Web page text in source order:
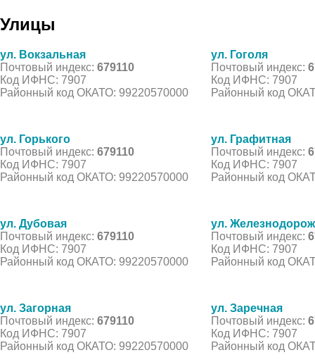
Улицы
ул. Вокзальная
Почтовый индекс: 679110
Код ИФНС: 7907
Районный код ОКАТО: 99220570000
ул. Гоголя
Почтовый индекс:
Код ИФНС: 7907
Районный код
ул. Горького
Почтовый индекс: 679110
Код ИФНС: 7907
Районный код ОКАТО: 99220570000
ул. Графитная
Почтовый индекс:
Код ИФНС: 7907
Районный код
ул. Дубовая
Почтовый индекс: 679110
Код ИФНС: 7907
Районный код ОКАТО: 99220570000
ул.
Почтовый индекс:
Код ИФНС: 7907
Районный код
ул. Загорная
Почтовый индекс: 679110
Код ИФНС: 7907
Районный код ОКАТО: 99220570000
ул. Заречная
Почтовый индекс:
Код ИФНС: 7907
Районный код